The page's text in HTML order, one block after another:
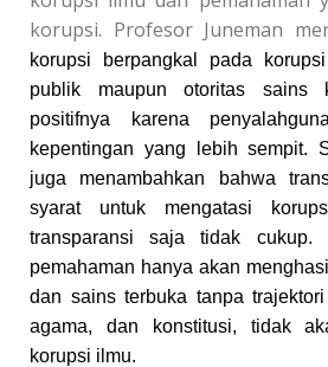
korupsi. Profesor Juneman
korupsi berpangkal pada
publik maupun otoritas sains
positifnya karena
kepentingan yang lebih sempit.
juga menambahkan bahwa
syarat untuk mengatasi
transparansi saja tidak cukup.
pemahaman hanya akan
dan sains terbuka tanpa
agama, dan konstitusi, tidak
korupsi ilmu.